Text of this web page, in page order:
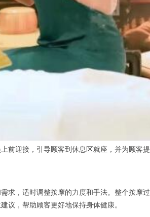
接，引导顾客到休息区就座，并为顾客
适时调整按摩的力度和手法。整个按摩
议，帮助顾客更好地保持身体健康。